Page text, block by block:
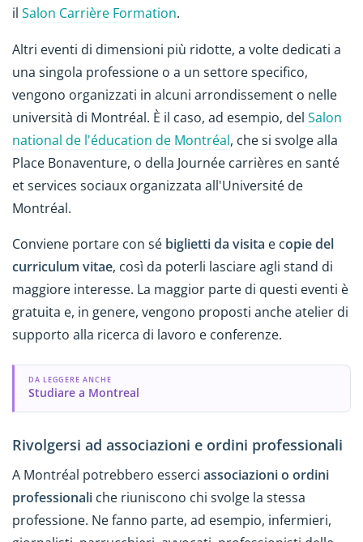
il Salon Carrière Formation.
Altri eventi di dimensioni più ridotte, a volte dedicati a
una singola professione o a un settore specifico,
vengono organizzati in alcuni arrondissement o nelle
università di Montréal. È il caso, ad esempio, del Salon
national de l'éducation de Montréal, che si svolge alla
Place Bonaventure, o della Journée carrières en santé
et services sociaux organizzata all'Université de
Montréal.
Conviene portare con sé biglietti da visita e copie del
curriculum vitae, così da poterli lasciare agli stand di
maggiore interesse. La maggior parte di questi eventi è
gratuita e, in genere, vengono proposti anche atelier di
supporto alla ricerca di lavoro e conferenze.
DA LEGGERE ANCHE
Studiare a Montreal
Rivolgersi ad associazioni e ordini professionali
A Montréal potrebbero esserci associazioni o ordini
professionali che riuniscono chi svolge la stessa
professione. Ne fanno parte, ad esempio, infermieri,